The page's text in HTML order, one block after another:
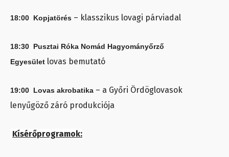
18:00 Kopjatörés – klasszikus lovagi párviadal
18:30 Pusztai Róka Nomád Hagyományőrző
Egyesület lovas bemutató
19:00 Lovas akrobatika – a Győri Ördöglovasok
lenyűgöző záró produkciója
Kísérőprogramok: